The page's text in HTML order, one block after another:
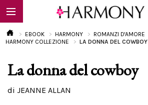
EBOOK
EBOOK HARMONY
ROMANZI D'AMORE
HARMONY COLLEZIONE
LA DONNA DEL COWBOY
La donna del cowboy
di JEANNE ALLAN